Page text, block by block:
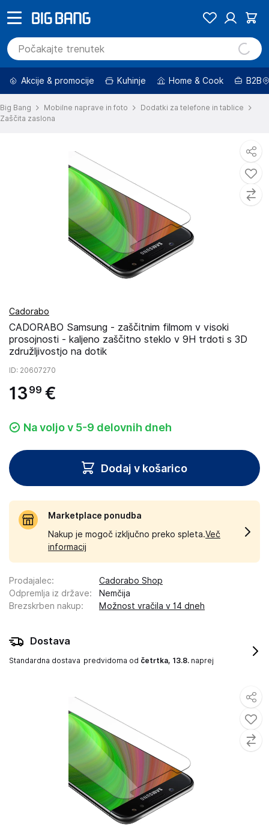
Akcije & promocije Kuhinje Home & Cook B2B
Big Bang Mobilne naprave in foto
Dodatki za telefone in tablice
Zaščita zaslona
Cadorabo
CADORABO Samsung - zaščitnim filmom v visoki
prosojnosti - kaljeno zaščitno steklo v 9H trdoti s 3D
združljivostjo na dotik
ID: 20607270
13 99 €
Na voljo v 5-9 delovnih dneh
Dodaj v košarico
Marketplace ponudba
Nakup je mogoč izključno preko spleta.Več
informacij
Prodajalec:
Cadorabo Shop
Odpremlja iz države:
Nemčija
Brezskrben nakup: Možnost vračila v 14 dneh
Dostava
Standardna dostava predvidoma od četrtka, 13.8. naprej